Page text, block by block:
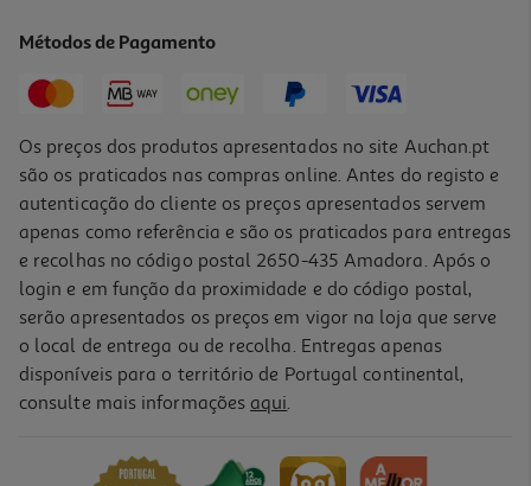
Métodos de Pagamento
Os preços dos produtos apresentados no site Auchan.pt
são os praticados nas compras online. Antes do registo e
autenticação do cliente os preços apresentados servem
apenas como referência e são os praticados para entregas
e recolhas no código postal 2650-435 Amadora. Após o
login e em função da proximidade e do código postal,
serão apresentados os preços em vigor na loja que serve
o local de entrega ou de recolha. Entregas apenas
disponíveis para o território de Portugal continental,
consulte mais informações aqui.